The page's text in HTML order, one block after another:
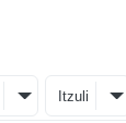
Itzuli